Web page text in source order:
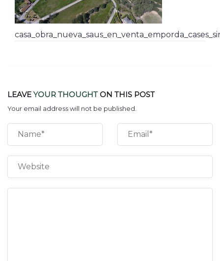
LEAVEYOUR THOUGHTON THIS POST
Your email address will not be published.